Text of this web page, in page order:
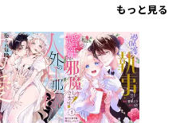
もっと見る